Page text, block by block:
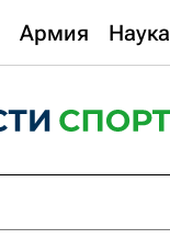
Армия Наука